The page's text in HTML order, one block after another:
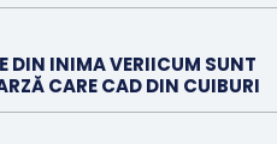
DIN INIMA VERIICUM SUNT
CARE CAD DIN CUIBURI